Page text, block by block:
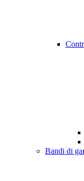
Bandi di